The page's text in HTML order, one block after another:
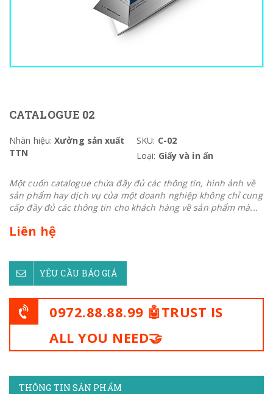
CATALOGUE 02
Nhãn hiệu: Xưởng sản xuất
TTN
SKU: C-02
Loại: Giấy và in ấn
Một cuốn catalogue chứa đầy đủ các thông tin, hình ảnh về
sản phẩm hay dịch vụ của một doanh nghiệp không chỉ cung
cấp đầy đủ các thông tin cho khách hàng về sản phẩm mà...
Liên hệ
YÊU CẦU BÁO GIÁ
0972.88.88.99 🤖TRUST IS
ALL YOU NEED🤝
THÔNG TIN SẢN PHẨM